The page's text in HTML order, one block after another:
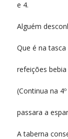
e 4.
Alguém
Que é na
refeições
(Continua na
passara a
A taberna